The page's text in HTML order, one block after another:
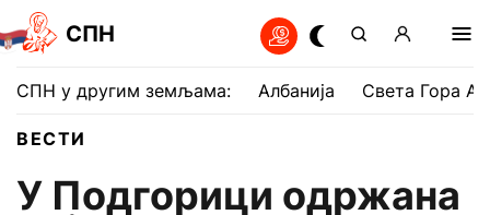
СПН
СПН у другим земљама: Албанија Света Гора
ВЕСТИ
У Подгорици одржана